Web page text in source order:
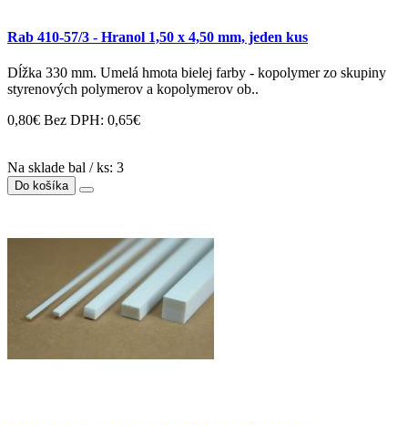
Rab 410-57/3 - Hranol 1,50 x 4,50 mm, jeden kus
Dĺžka 330 mm. Umelá hmota bielej farby - kopolymer zo skupiny
styrenových polymerov a kopolymerov ob..
0,80€ Bez DPH: 0,65€
Na sklade bal / ks: 3
Do košíka